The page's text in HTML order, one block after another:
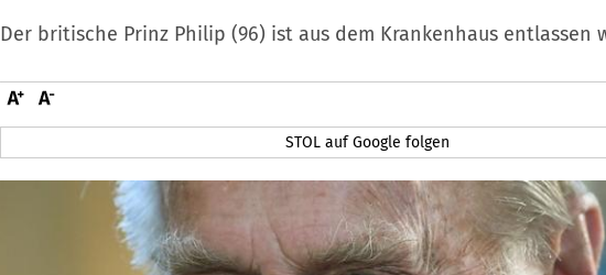
Der britische Prinz Philip (96) ist aus dem Krankenhaus entlassen
STOL auf Google folgen